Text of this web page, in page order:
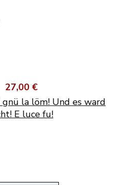
27,00 €
gnü la löm! Und es ward
E luce fu!